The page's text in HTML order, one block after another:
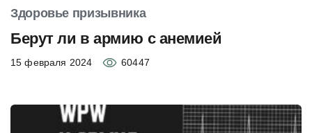
Здоровье призывника
Берут ли в армию с анемией
15 февраля 2024 60447